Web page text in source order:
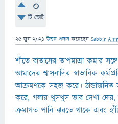
0
টি ভোট
25 জুন 2021 উত্তর প্রদান করেছেন Sabbir
শীতে বাতাসের তাপমাত্রা কমার
আমাদের শ্বাসনালির স্বাভাবিক
আক্রমণকে সহজ করে। ঠান্ডাজনিত
করে, গলায় খুসখুস ভাব দেখা দেয়,
ক্রমাগত পানি ঝরতে থাকে এবং